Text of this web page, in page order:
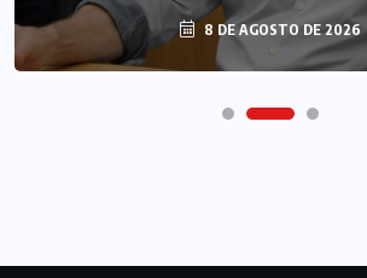
8 DE AGOSTO DE 2026